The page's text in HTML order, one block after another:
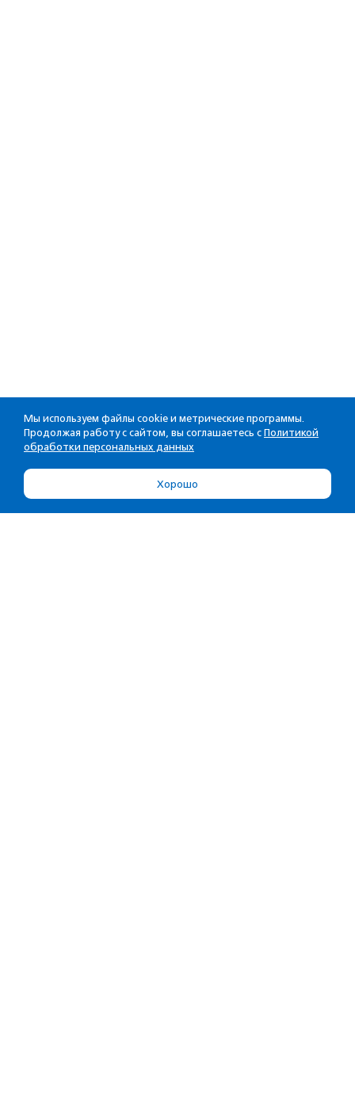
Мы используем файлы cookie и метрические программы.
Продолжая работу с сайтом, вы соглашаетесь с Политикой
обработки персональных данных
Хорошо